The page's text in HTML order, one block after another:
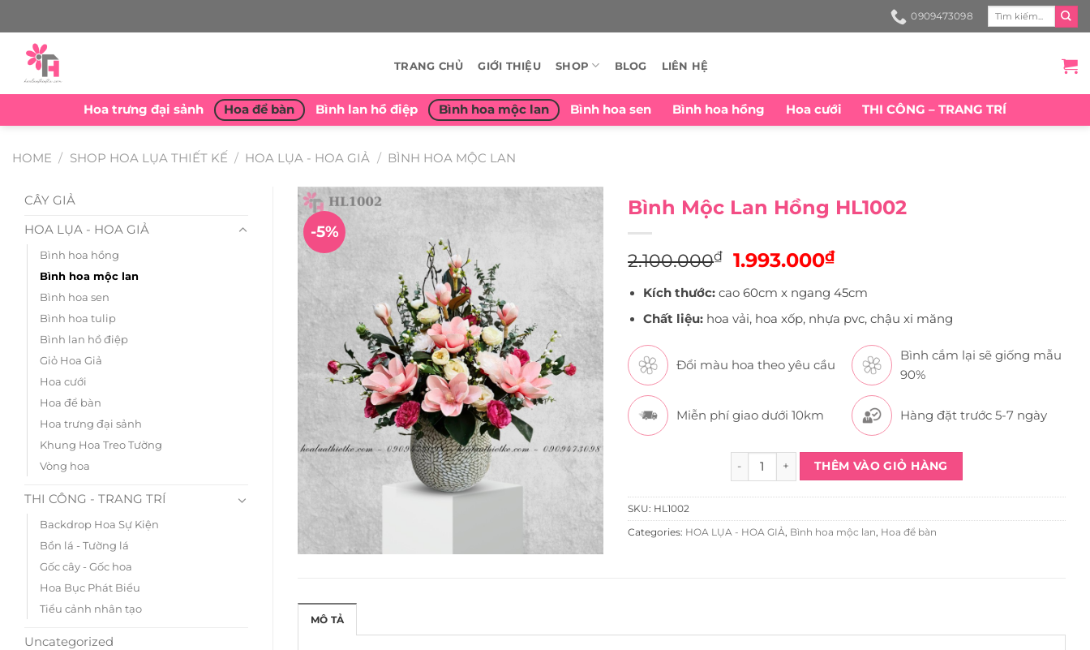
content
0909473098
for:
TRANG CHỦ GIỚI THIỆU SHOP BLOG LIÊN HỆ
Hoa trưng đại sảnh Hoa để bàn Bình lan hồ điệp Bình hoa mộc lan Bình hoa sen Bình hoa hồng Hoa cưới THI CÔNG – TRANG TRÍ
HOME / SHOP HOA LỤA THIẾT KẾ / HOA LỤA - HOA GIẢ / BÌNH HOA MỘC LAN
CÂY GIẢ
HOA LỤA - HOA GIẢ
Bình hoa hồng
Bình hoa mộc lan
Bình hoa sen
Bình hoa tulip
Bình lan hồ điệp
Giỏ Hoa Giả
Hoa cưới
Hoa để bàn
Hoa trưng đại sảnh
Khung Hoa Treo Tường
Vòng hoa
THI CÔNG - TRANG TRÍ
Backdrop Hoa Sự Kiện
Bồn lá - Tường lá
Gốc cây - Gốc hoa
Hoa Bục Phát Biểu
Tiểu cảnh nhân tạo
Uncategorized
-5%
Bình Mộc Lan Hồng HL1002
2.100.000₫
Original
price
was:
1.993.000₫Current
price
Kích thước: cao 60cm x ngang 45cm
Chất liệu: hoa vải, hoa xốp, nhựa pvc, chậu xi măng
Đổi màu hoa theo yêu cầu
Bình cắm lại sẽ giống mẫu
90%
Miễn phí giao dưới 10km Hàng đặt trước 5-7 ngày
Bình Mộc Lan Hồng HL1002 quantity
THÊM VÀO GIỎ HÀNG
SKU: HL1002
Categories: HOA LỤA - HOA GIẢ, Bình hoa mộc lan, Hoa để bàn
MÔ TẢ